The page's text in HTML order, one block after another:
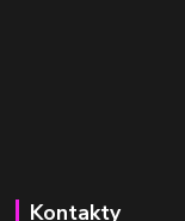
Kontakty